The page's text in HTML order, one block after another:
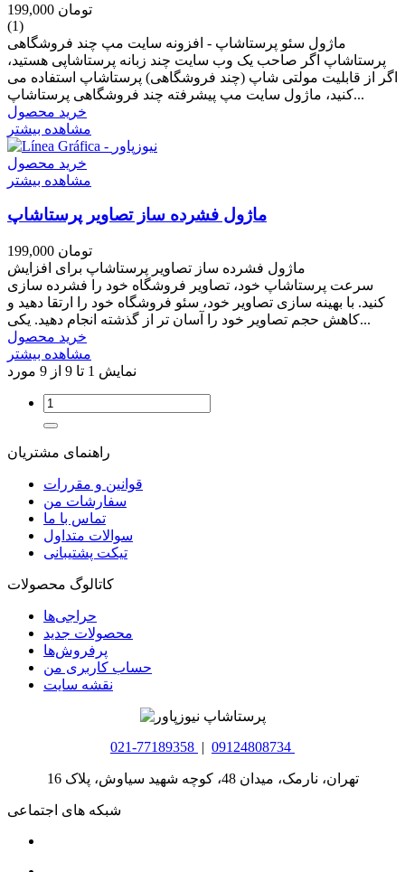
199,000 تومان
(1)
ماژول سئو پرستاشاپ - افزونه سایت مپ چند فروشگاهی
پرستاشاپ اگر صاحب یک وب سایت چند زبانه پرستاشاپی هستید،
اگر از قابلیت مولتی شاپ (چند فروشگاهی) پرستاشاپ استفاده می
کنید، ماژول سایت مپ پیشرفته چند فروشگاهی پرستاشاپ...
خرید محصول
مشاهده بیشتر
خرید محصول
مشاهده بیشتر
ماژول فشرده ساز تصاویر پرستاشاپ
199,000 تومان
ماژول فشرده ساز تصاویر پرستاشاپ برای افزایش
سرعت پرستاشاپ خود، تصاویر فروشگاه خود را فشرده سازی
کنید. با بهینه سازی تصاویر خود، سئو فروشگاه خود را ارتقا دهید و
کاهش حجم تصاویر خود را آسان تر از گذشته انجام دهید. یکی...
خرید محصول
مشاهده بیشتر
نمایش 1 تا 9 از 9 مورد
راهنمای مشتریان
قوانین و مقررات
سفارشات من
تماس با ما
سوالات متداول
تیکت پشتیبانی
کاتالوگ محصولات
حراجی‌ها
محصولات جدید
پرفروش‌ها
حساب کاربری من
نقشه سایت
021-77189358 | 09124808734
تهران، نارمک، میدان 48، کوچه شهید سیاوش، پلاک 16
شبکه های اجتماعی